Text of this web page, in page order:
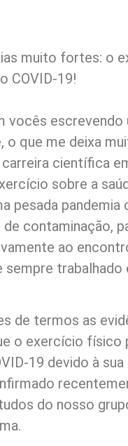
muito fortes: o
COVID-19!
vocês escrevendo
que me deixa
científica
sobre a
pesada pandemia
contaminação,
ao
trabalhado
de termos as
o exercício físico
19 devido à
do nosso